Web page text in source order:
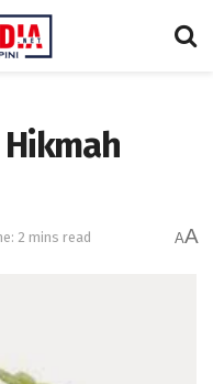
2 mins read AA